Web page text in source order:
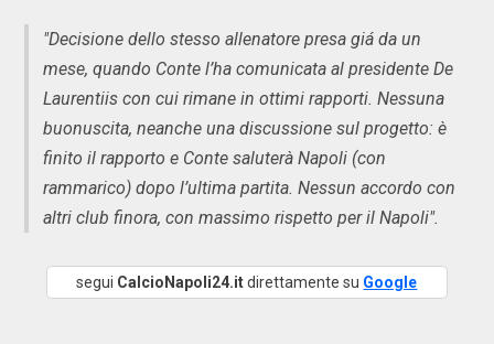
"Decisione dello stesso allenatore presa giá da un
mese, quando Conte l’ha comunicata al presidente De
Laurentiis con cui rimane in ottimi rapporti. Nessuna
buonuscita, neanche una discussione sul progetto: è
finito il rapporto e Conte saluterà Napoli (con
rammarico) dopo l’ultima partita. Nessun accordo con
altri club finora, con massimo rispetto per il Napoli".
segui CalcioNapoli24.itdirettamente su Google